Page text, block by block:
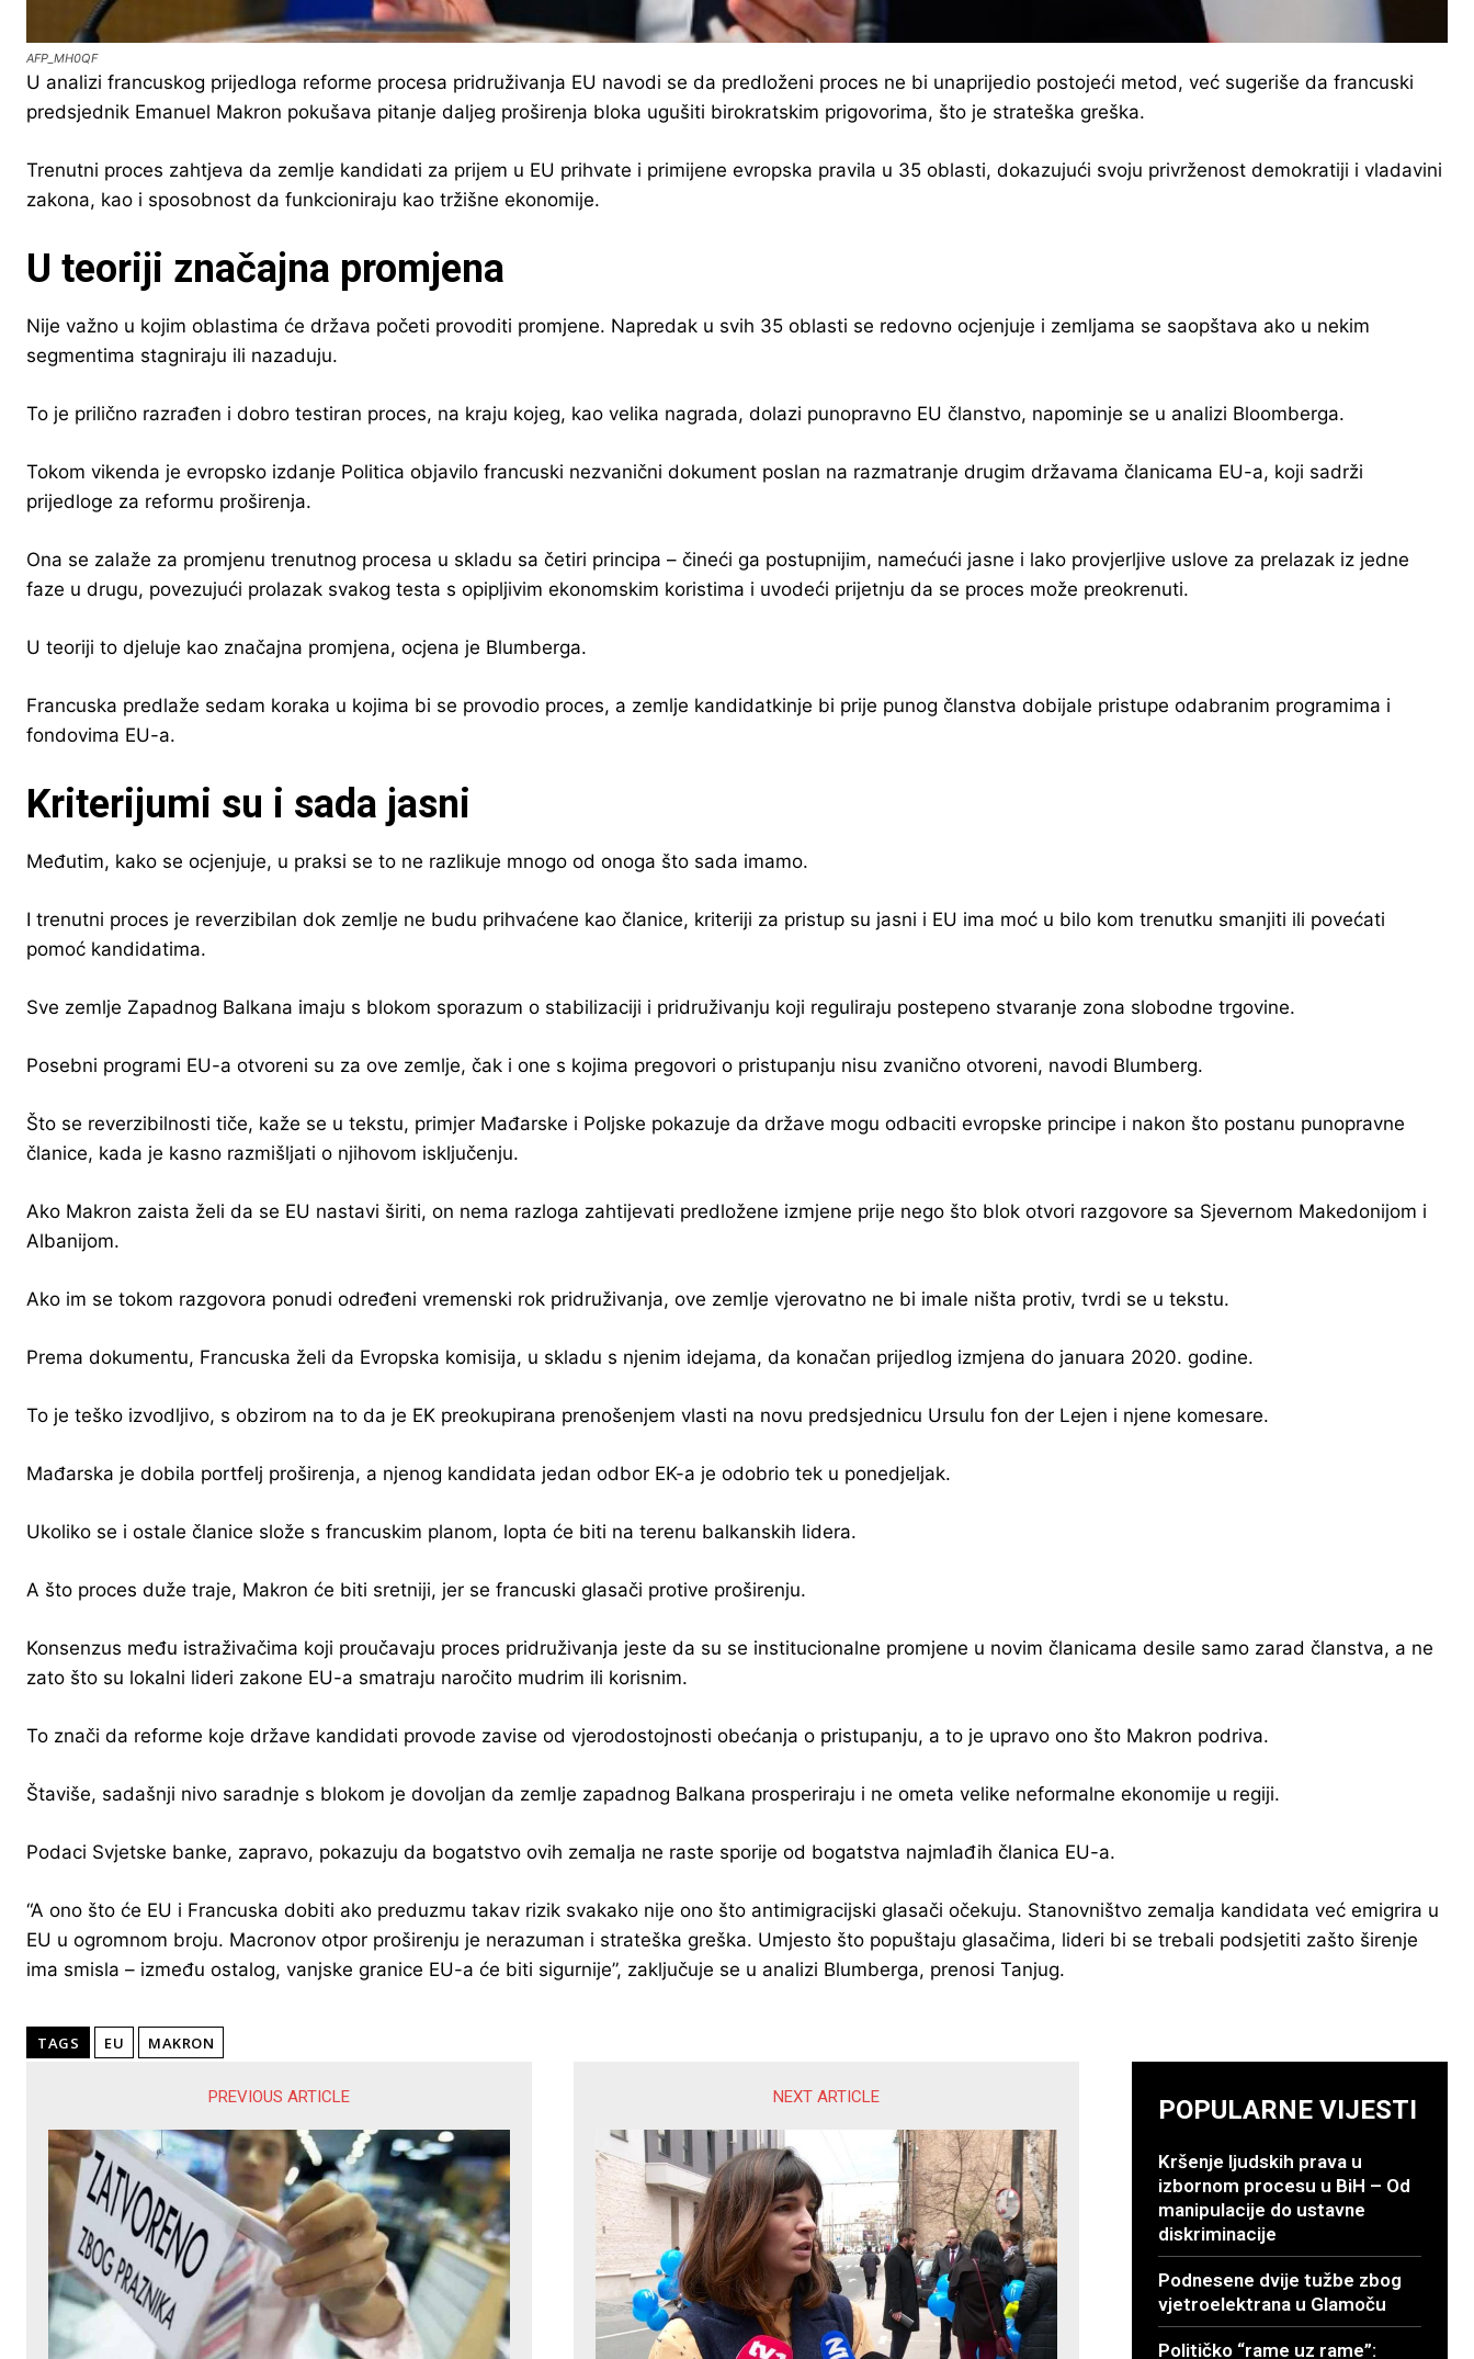
AFP_MH0QF
U analizi francuskog prijedloga reforme procesa pridruživanja EU navodi se da predloženi proces ne bi unaprijedio postojeći metod, već sugeriše da francuski
predsjednik Emanuel Makron pokušava pitanje daljeg proširenja bloka ugušiti birokratskim prigovorima, što je strateška greška.
Trenutni proces zahtjeva da zemlje kandidati za prijem u EU prihvate i primijene evropska pravila u 35 oblasti, dokazujući svoju privrženost demokratiji i vladavini
zakona, kao i sposobnost da funkcioniraju kao tržišne ekonomije.
U teoriji značajna promjena
Nije važno u kojim oblastima će država početi provoditi promjene. Napredak u svih 35 oblasti se redovno ocjenjuje i zemljama se saopštava ako u nekim
segmentima stagniraju ili nazaduju.
To je prilično razrađen i dobro testiran proces, na kraju kojeg, kao velika nagrada, dolazi punopravno EU članstvo, napominje se u analizi Bloomberga.
Tokom vikenda je evropsko izdanje Politica objavilo francuski nezvanični dokument poslan na razmatranje drugim državama članicama EU-a, koji sadrži
prijedloge za reformu proširenja.
Ona se zalaže za promjenu trenutnog procesa u skladu sa četiri principa – čineći ga postupnijim, namećući jasne i lako provjerljive uslove za prelazak iz jedne
faze u drugu, povezujući prolazak svakog testa s opipljivim ekonomskim koristima i uvodeći prijetnju da se proces može preokrenuti.
U teoriji to djeluje kao značajna promjena, ocjena je Blumberga.
Francuska predlaže sedam koraka u kojima bi se provodio proces, a zemlje kandidatkinje bi prije punog članstva dobijale pristupe odabranim programima i
fondovima EU-a.
Kriterijumi su i sada jasni
Međutim, kako se ocjenjuje, u praksi se to ne razlikuje mnogo od onoga što sada imamo.
I trenutni proces je reverzibilan dok zemlje ne budu prihvaćene kao članice, kriteriji za pristup su jasni i EU ima moć u bilo kom trenutku smanjiti ili povećati
pomoć kandidatima.
Sve zemlje Zapadnog Balkana imaju s blokom sporazum o stabilizaciji i pridruživanju koji reguliraju postepeno stvaranje zona slobodne trgovine.
Posebni programi EU-a otvoreni su za ove zemlje, čak i one s kojima pregovori o pristupanju nisu zvanično otvoreni, navodi Blumberg.
Što se reverzibilnosti tiče, kaže se u tekstu, primjer Mađarske i Poljske pokazuje da države mogu odbaciti evropske principe i nakon što postanu punopravne
članice, kada je kasno razmišljati o njihovom isključenju.
Ako Makron zaista želi da se EU nastavi širiti, on nema razloga zahtijevati predložene izmjene prije nego što blok otvori razgovore sa Sjevernom Makedonijom i
Albanijom.
Ako im se tokom razgovora ponudi određeni vremenski rok pridruživanja, ove zemlje vjerovatno ne bi imale ništa protiv, tvrdi se u tekstu.
Prema dokumentu, Francuska želi da Evropska komisija, u skladu s njenim idejama, da konačan prijedlog izmjena do januara 2020. godine.
To je teško izvodljivo, s obzirom na to da je EK preokupirana prenošenjem vlasti na novu predsjednicu Ursulu fon der Lejen i njene komesare.
Mađarska je dobila portfelj proširenja, a njenog kandidata jedan odbor EK-a je odobrio tek u ponedjeljak.
Ukoliko se i ostale članice slože s francuskim planom, lopta će biti na terenu balkanskih lidera.
A što proces duže traje, Makron će biti sretniji, jer se francuski glasači protive proširenju.
Konsenzus među istraživačima koji proučavaju proces pridruživanja jeste da su se institucionalne promjene u novim članicama desile samo zarad članstva, a ne
zato što su lokalni lideri zakone EU-a smatraju naročito mudrim ili korisnim.
To znači da reforme koje države kandidati provode zavise od vjerodostojnosti obećanja o pristupanju, a to je upravo ono što Makron podriva.
Štaviše, sadašnji nivo saradnje s blokom je dovoljan da zemlje zapadnog Balkana prosperiraju i ne ometa velike neformalne ekonomije u regiji.
Podaci Svjetske banke, zapravo, pokazuju da bogatstvo ovih zemalja ne raste sporije od bogatstva najmlađih članica EU-a.
“A ono što će EU i Francuska dobiti ako preduzmu takav rizik svakako nije ono što antimigracijski glasači očekuju. Stanovništvo zemalja kandidata već emigrira u
EU u ogromnom broju. Macronov otpor proširenju je nerazuman i strateška greška. Umjesto što popuštaju glasačima, lideri bi se trebali podsjetiti zašto širenje
ima smisla – između ostalog, vanjske granice EU-a će biti sigurnije”, zaključuje se u analizi Blumberga, prenosi Tanjug.
TAGS EU MAKRON
PREVIOUS ARTICLE NEXT ARTICLE POPULARNE VIJESTI
Kršenje ljudskih prava u
izbornom procesu u BiH – Od
manipulacije do ustavne
diskriminacije
Podnesene dvije tužbe zbog
vjetroelektrana u Glamoču
Političko “rame uz rame”: